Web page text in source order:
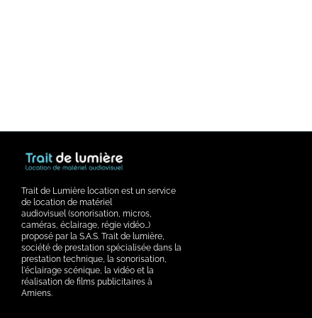
Trait de Lumière location est un service
de location de matériel
audiovisuel (sonorisation, micros,
caméras, éclairage, régie vidéo…)
proposé par la S.A.S. Trait de lumière,
société de prestation spécialisée dans la
prestation technique, la sonorisation,
l'éclairage scénique, la vidéo et la
réalisation de films publicitaires à
Amiens.